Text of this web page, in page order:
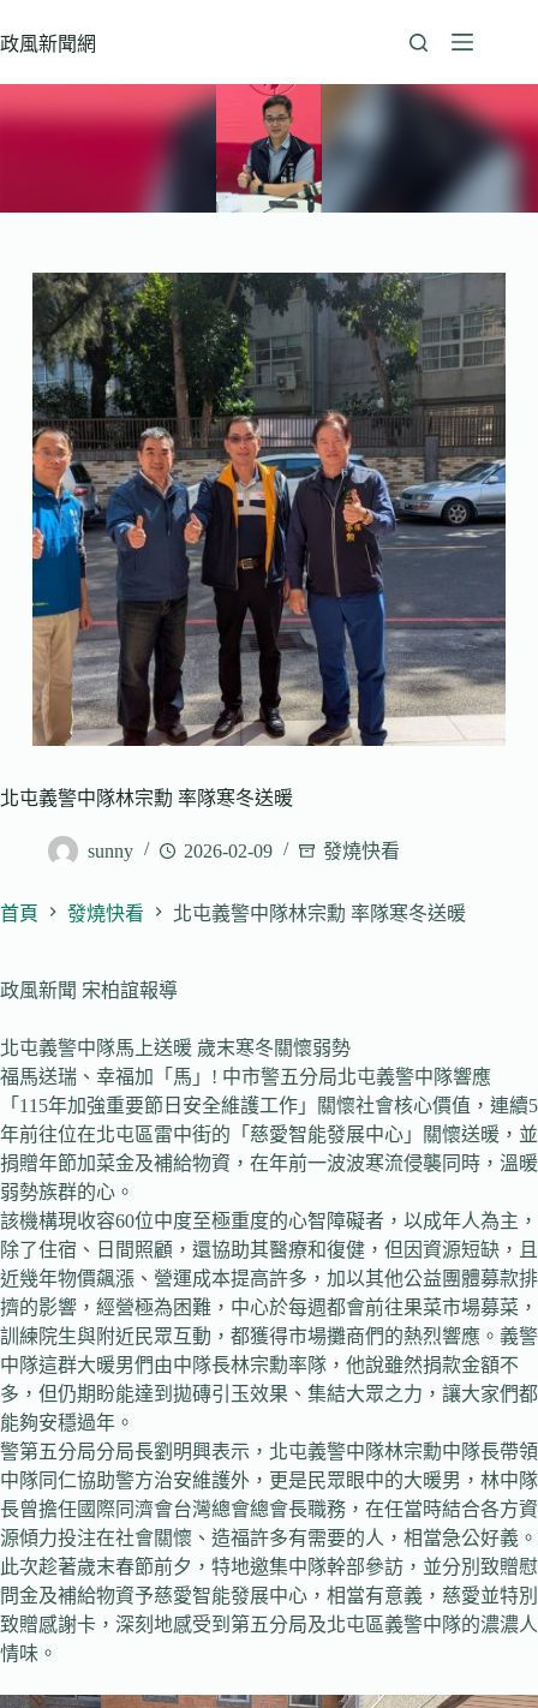
至
政風新聞網
北屯義警中隊林宗勳 率隊寒冬送暖
sunny 2026-02-09 發燒快看
首頁 發燒快看 北屯義警中隊林宗勳 率隊寒冬送暖
政風新聞 宋柏誼報導
北屯義警中隊馬上送暖 歲末寒冬關懷弱勢
福馬送瑞、幸福加「馬」! 中市警五分局北屯義警中隊響應
「115年加強重要節日安全維護工作」關懷社會核心價值，連續5
年前往位在北屯區雷中街的「慈愛智能發展中心」關懷送暖，並
捐贈年節加菜金及補給物資，在年前一波波寒流侵襲同時，溫暖
弱勢族群的心。
該機構現收容60位中度至極重度的心智障礙者，以成年人為主，
除了住宿、日間照顧，還協助其醫療和復健，但因資源短缺，且
近幾年物價飆漲、營運成本提高許多，加以其他公益團體募款排
擠的影響，經營極為困難，中心於每週都會前往果菜市場募菜，
訓練院生與附近民眾互動，都獲得市場攤商們的熱烈響應。義警
中隊這群大暖男們由中隊長林宗勳率隊，他說雖然捐款金額不
多，但仍期盼能達到拋磚引玉效果、集結大眾之力，讓大家們都
能夠安穩過年。
警第五分局分局長劉明興表示，北屯義警中隊林宗勳中隊長帶領
中隊同仁協助警方治安維護外，更是民眾眼中的大暖男，林中隊
長曾擔任國際同濟會台灣總會總會長職務，在任當時結合各方資
源傾力投注在社會關懷、造福許多有需要的人，相當急公好義。
此次趁著歲末春節前夕，特地邀集中隊幹部參訪，並分別致贈慰
問金及補給物資予慈愛智能發展中心，相當有意義，慈愛並特別
致贈感謝卡，深刻地感受到第五分局及北屯區義警中隊的濃濃人
情味。